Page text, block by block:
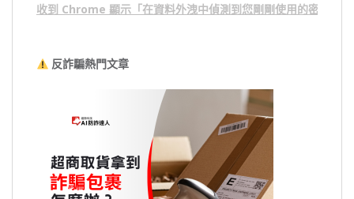
收到 Chrome 顯示「在資料外洩中偵測到您剛剛使用的密碼」
反詐騙熱門文章